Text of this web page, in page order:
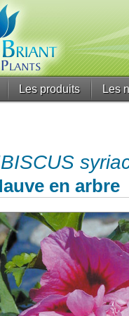
Les produits Les
en arbre